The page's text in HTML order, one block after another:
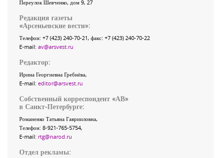
Переулок Шевченко, дом 9, 27
Редакция газеты
«Арсеньевские вести»:
Телефон: +7 (423) 240-70-21, факс: +7 (423) 240-70-22
E-mail: av@arsvest.ru
Редактор:
Ирина Георгиевна Гребнёва,
E-mail: editor@arsvest.ru
Собственный корреспондент «АВ»
в Санкт-Петербурге:
Романенко Татьяна Гаврииловна,
Телефон: 8-921-765-5754,
E-mail: rtg@narod.ru
Отдел рекламы: